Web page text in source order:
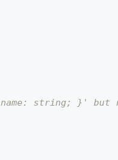
string; }' but